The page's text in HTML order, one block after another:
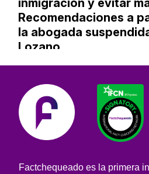
Recomendaciones a
la abogada
Lozano
Factchequeado es la primera